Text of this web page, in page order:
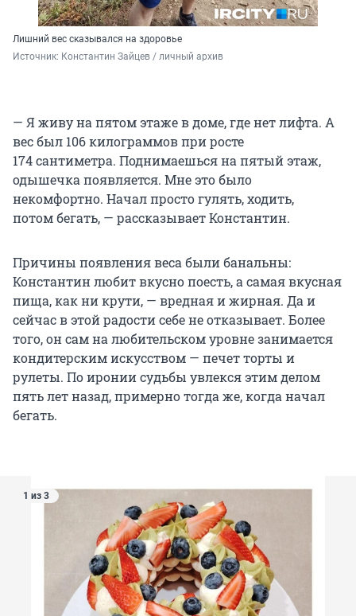
Лишний вес сказывался на здоровье
Источник: Константин Зайцев / личный архив
— Я живу на пятом этаже в доме, где нет лифта. А
вес был 106 килограммовпри росте
174 сантиметра. Поднимаешься на пятый этаж,
одышечка появляется. Мне это было
некомфортно. Начал просто гулять, ходить,
потом бегать, — рассказывает Константин.
Причины появления веса были банальны:
Константин любит вкусно поесть, а самая вкусная
пища, как ни крути, — вредная и жирная. Да и
сейчас в этой радости себе не отказывает. Более
того, он сам на любительском уровне занимается
кондитерским искусством — печет торты и
рулеты. По иронии судьбы увлекся этим делом
пять лет назад, примерно тогда же, когда начал
бегать.
1 из 3